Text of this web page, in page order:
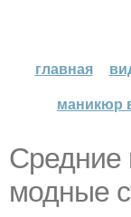
главная
маникюр
Средние
модные